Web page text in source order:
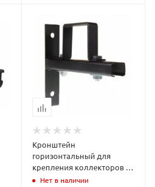
Кронштейн
горизонтальный для
крепления коллекторов со
скобой 60 мм (1 шт.)
Нет в наличии